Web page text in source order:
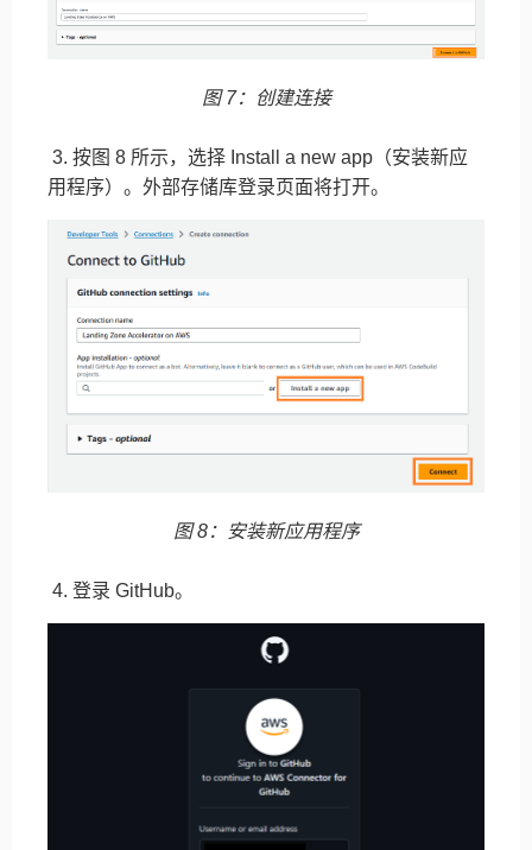
图 7：创建连接
3. 按图 8 所示，选择 Install a new app（安装新应
用程序）。外部存储库登录页面将打开。
图 8：安装新应用程序
4. 登录 GitHub。